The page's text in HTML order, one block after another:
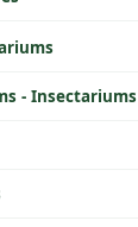
- Insectariums